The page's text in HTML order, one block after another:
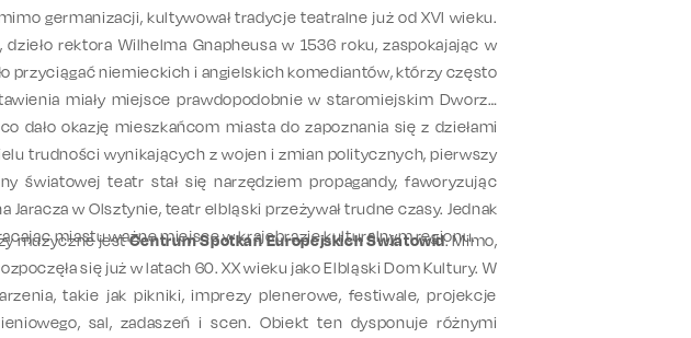
germanizacji, kultywował tradycje teatralne już od XVI wieku.
rektora Wilhelma Gnapheusa w 1536 roku, zaspokajając w
przyciągać niemieckich i angielskich komediantów, którzy często
miały miejsce prawdopodobnie w staromiejskim Dworze
dało okazję mieszkańcom miasta do zapoznania się z dziełami
trudności wynikających z wojen i zmian politycznych, pierwszy
światowej teatr stał się narzędziem propagandy, faworyzując
w Olsztynie, teatr elbląski przeżywał trudne czasy. Jednak
miastu ważne miejsce w krajobrazie kulturalnym regionu.
muzyczne jestCentrum Spotkań Europejskich Światowid. Mimo,
się już w latach 60. XX wieku jako Elbląski Dom Kultury. W
takie jak pikniki, imprezy plenerowe, festiwale, projekcje
sal, zadaszeń i scen. Obiekt ten dysponuje różnymi